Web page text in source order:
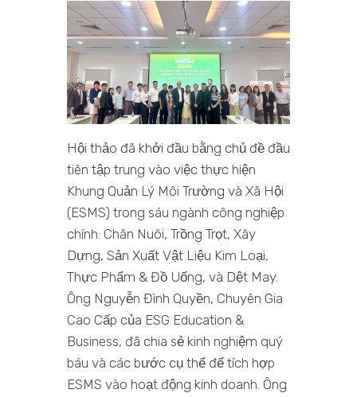
Hội thảo đã khởi đầu bằng chủ đề đầu
tiên tập trung vào việc thực hiện
Khung Quản Lý Môi Trường và Xã Hội
(ESMS) trong sáu ngành công nghiệp
chính: Chăn Nuôi, Trồng Trọt, Xây
Dựng, Sản Xuất Vật Liệu Kim Loại,
Thực Phẩm & Đồ Uống, và Dệt May.
Ông Nguyễn Đình Quyền, Chuyên Gia
Cao Cấp của ESG Education &
Business, đã chia sẻ kinh nghiệm quý
báu và các bước cụ thể để tích hợp
ESMS vào hoạt động kinh doanh. Ông